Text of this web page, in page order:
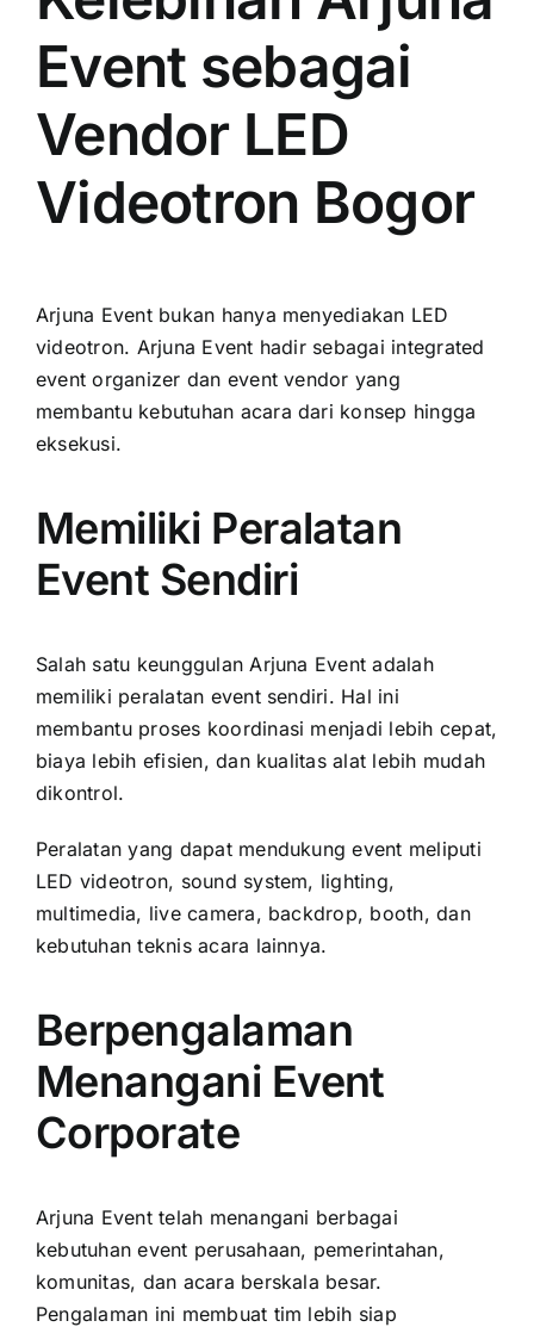
Event sebagai
Vendor LED
Videotron Bogor
Arjuna Event bukan hanya menyediakan LED
videotron. Arjuna Event hadir sebagai integrated
event organizer dan event vendor yang
membantu kebutuhan acara dari konsep hingga
eksekusi.
Memiliki Peralatan
Event Sendiri
Salah satu keunggulan Arjuna Event adalah
memiliki peralatan event sendiri. Hal ini
membantu proses koordinasi menjadi lebih cepat,
biaya lebih efisien, dan kualitas alat lebih mudah
dikontrol.
Peralatan yang dapat mendukung event meliputi
LED videotron, sound system, lighting,
multimedia, live camera, backdrop, booth, dan
kebutuhan teknis acara lainnya.
Berpengalaman
Menangani Event
Corporate
Arjuna Event telah menangani berbagai
kebutuhan event perusahaan, pemerintahan,
komunitas, dan acara berskala besar.
Pengalaman ini membuat tim lebih siap